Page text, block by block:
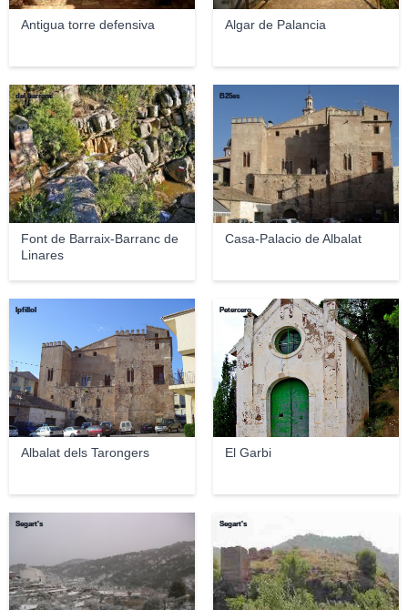
Antigua torre defensiva Algar de Palancia
Font de Barraix-Barranc de
Linares
del barranc
Casa-Palacio de Albalat
B25es
Albalat dels Tarongers
lpfillol
El Garbi
Petercero
Segart's Segart's